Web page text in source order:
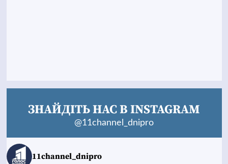
ЗНАЙДІТЬ НАС В INSTAGRAM
@11channel_dnipro
11channel_dnipro